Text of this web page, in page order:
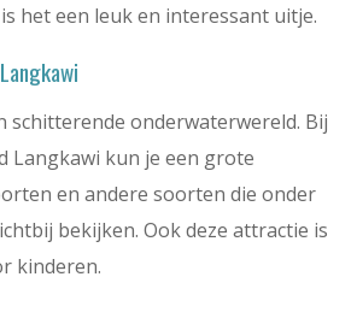
het een leuk en interessant uitje.
schitterende onderwaterwereld. Bij
Langkawi kun je een grote
en andere soorten die onder
bekijken. Ook deze attractie is
kinderen.